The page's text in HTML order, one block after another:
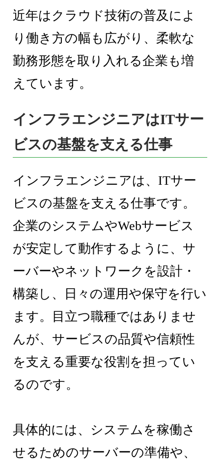
近年はクラウド技術の普及によ
り働き方の幅も広がり、柔軟な
勤務形態を取り入れる企業も増
えています。
インフラエンジニアはITサー
ビスの基盤を支える仕事
インフラエンジニアは、ITサー
ビスの基盤を支える仕事です。
企業のシステムやWebサービス
が安定して動作するように、サ
ーバーやネットワークを設計・
構築し、日々の運用や保守を行い
ます。目立つ職種ではありませ
んが、サービスの品質や信頼性
を支える重要な役割を担ってい
るのです。
具体的には、システムを稼働さ
せるためのサーバーの準備や、